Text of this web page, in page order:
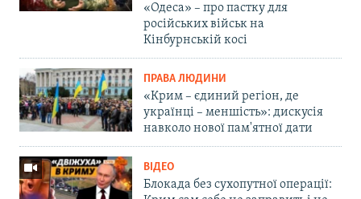
«Одеса» – про пастку для
російських військ на
Кінбурнській косі
ПРАВА ЛЮДИНИ
«Крим – єдиний регіон, де
українці – меншість»: дискусія
навколо нової пам'ятної дати
ВІДЕО
Блокада без сухопутної операції: